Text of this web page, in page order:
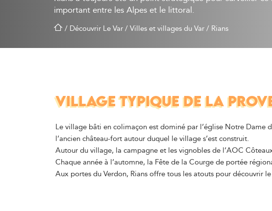
important entre les Alpes et le littoral.
/ Découvrir Le Var/Villes et villages du Var/ Rians
VILLAGE TYPIQUE DE LA
Le village bâti en colimaçon est dominé par l’église Notre Dame
l’ancien château-fort autour duquel le village s’est construit.
Autour du village, la campagne et les vignobles de l’AOC
Chaque année à l’automne, la Fête de la Courge de portée
Aux portes du Verdon, Rians offre tous les atouts pour découvrir